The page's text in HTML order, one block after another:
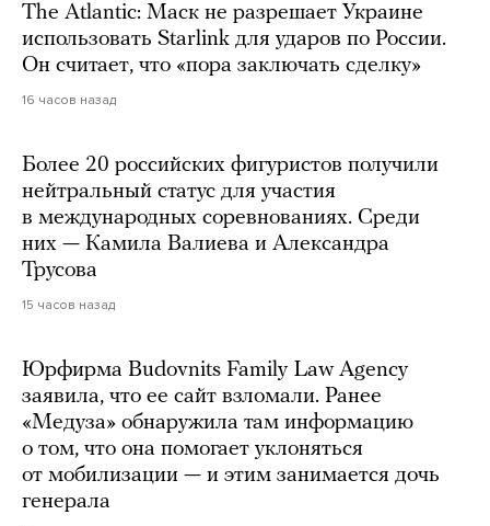
The Atlantic: Маск не разрешает Украине
использовать Starlink для ударов по России.
Он считает, что «пора заключать сделку»
16 часов назад
Более 20 российских фигуристов получили
нейтральный статус для участия
в международных соревнованиях. Среди
них — Камила Валиева и Александра
Трусова
15 часов назад
Юрфирма Budovnits Family Law Agency
заявила, что ее сайт взломали. Ранее
«Медуза» обнаружила там информацию
о том, что она помогает уклоняться
от мобилизации — и этим занимается дочь
генерала